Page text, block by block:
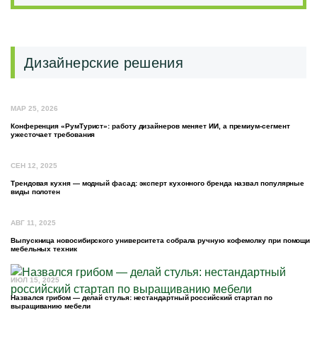
Дизайнерские решения
МАР 25, 2026
Конференция «РумТурист»: работу дизайнеров меняет ИИ, а премиум-сегмент
ужесточает требования
СЕН 12, 2025
Трендовая кухня — модный фасад: эксперт кухонного бренда назвал популярные
виды полотен
АВГ 11, 2025
Выпускница новосибирского университета собрала ручную кофемолку при помощи
мебельных техник
ИЮЛ 15, 2025
Назвался грибом — делай стулья: нестандартный российский стартап по
выращиванию мебели